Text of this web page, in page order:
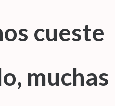
cueste
muchas